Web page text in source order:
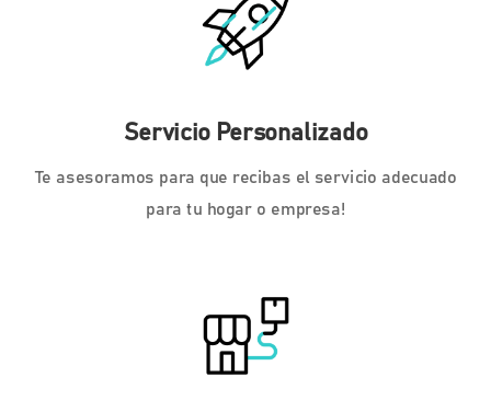
Servicio Personalizado
Te asesoramos para que recibas el servicio adecuado
para tu hogar o empresa!